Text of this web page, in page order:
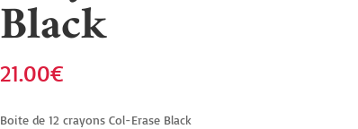
Black
21.00€
Boite de 12 crayons Col-Erase Black